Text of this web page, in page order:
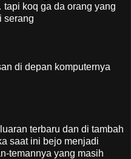
koq ga da orang yang
serang
di depan komputernya
terbaru dan di tambah
saat ini bejo menjadi
temannya yang masih